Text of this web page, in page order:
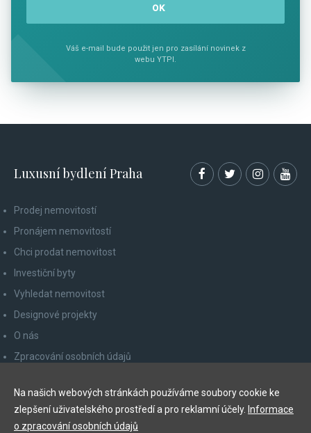
Váš e-mail bude použit jen pro zasílání novinek z
webu YTPI.
Luxusní bydlení Praha
Prodej nemovitostí
Pronájem nemovitostí
Chci prodat nemovitost
Investiční byty
Vyhledat nemovitost
Designové projekty
O nás
Zpracování osobních údajů
Odhlášení z newsletteru
Na našich webových stránkách používáme soubory cookie ke
zlepšení uživatelského prostředí a pro reklamní účely. Informace
o zpracování osobních údajů